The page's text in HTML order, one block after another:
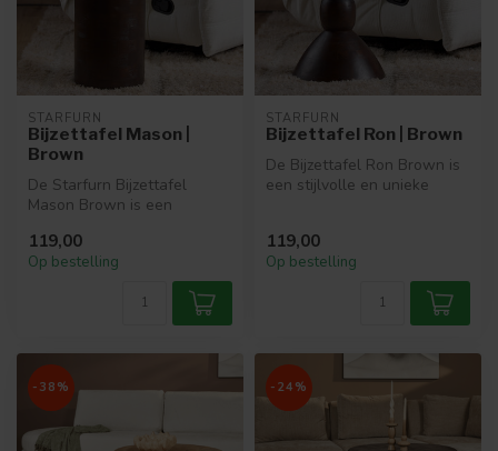
STARFURN
Bijzettafel Mason |
Brown
De Starfurn Bijzettafel
Mason Brown is een
massief man...
119,00
Op bestelling
STARFURN
Bijzettafel Ron | Brown
De Bijzettafel Ron Brown is
een stijlvolle en unieke
119,00
Op bestelling
-38% -24%